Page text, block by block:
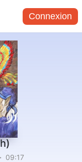
Connexion
09:17